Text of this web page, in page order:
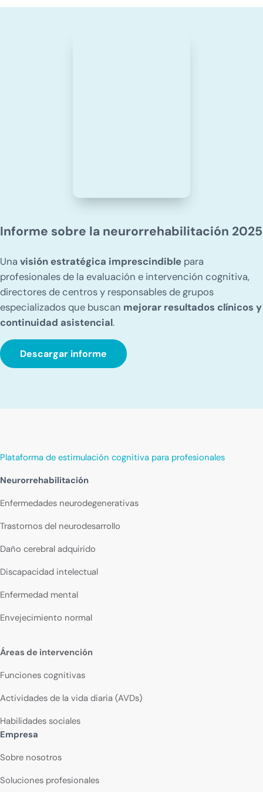
Informe sobre la neurorrehabilitación 2025
Unavisión estratégica imprescindible para
profesionales de la evaluación e intervención cognitiva,
directores de centros y responsables de grupos
especializados que buscan mejorar resultados clínicos y
continuidad asistencial.
Descargar informe
Plataforma de estimulación cognitiva para profesionales
Neurorrehabilitación
Enfermedades neurodegenerativas
Trastornos del neurodesarrollo
Daño cerebral adquirido
Discapacidad intelectual
Enfermedad mental
Envejecimiento normal
Áreas de intervención
Funciones cognitivas
Actividades de la vida diaria (AVDs)
Habilidades sociales
Empresa
Sobre nosotros
Soluciones profesionales